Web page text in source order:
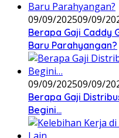
09/09/202509/09/
Berapa Gaji Caddy
Baru Parahyangan?
09/09/202509/09/
Berapa Gaji
Begini…